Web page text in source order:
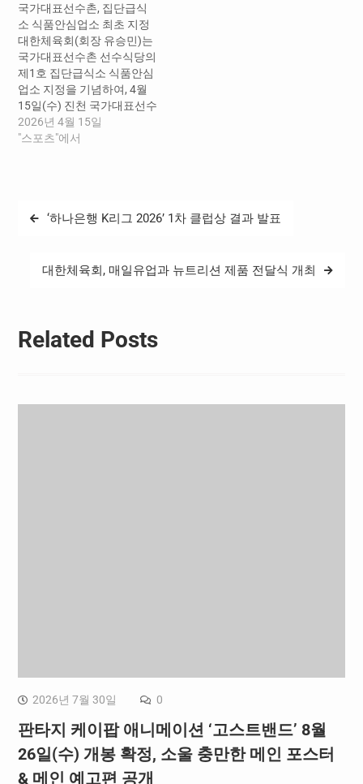
실시한다. 이번 집중안전점
검은 자체 합동점검팀을 편
성하여 진천 국가대표선수
촌 18개소, 태릉선수촌 3개
소 등 총 4개 분야 26개소의
시설물 점검을 합동으로 실
시하게 되며, 이밖에도 체육
인재개발원(전남 장흥), 평
창동계훈련센터(강원 평창),
국가대표선수촌, 집단급식
소 식품안심업소 최초 지정
대한체육회(회장 유승민)는
국가대표선수촌 선수식당의
제1호 집단급식소 식품안심
업소 지정을 기념하여, 4월
15일(수) 진천 국가대표선수
촌에서 식품의약품안전처
(처장 오유경)와 함께 「집
점검 체계 등 전반적인 운영
시행하는 제1호 집단급식소
충족하여 제2호…
2026년 4월 15일
"스포츠"에서
글
‘하나은행 K리그 2026’ 1차 클럽상 결과 발표
대한체육회, 매일유업과 뉴트리션 제품 전달식 개최
Related Posts
2026년 7월 30일 0
판타지 케이팝 애니메이션 ‘고스트밴드’ 8월
26일(수) 개봉 확정, 소울 충만한 메인 포스터
& 메인 예고편 공개